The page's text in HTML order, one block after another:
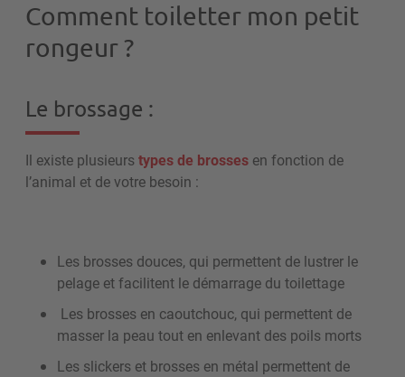
Comment toiletter mon petit
rongeur ?
Le brossage :
Il existe plusieurstypes de brosses en fonction de
l’animal et de votre besoin :
Les brosses douces, qui permettent de lustrer le
pelage et facilitent le démarrage du toilettage
Les brosses en caoutchouc, qui permettent de
masser la peau tout en enlevant des poils morts
Les slickers et brosses en métal permettent de